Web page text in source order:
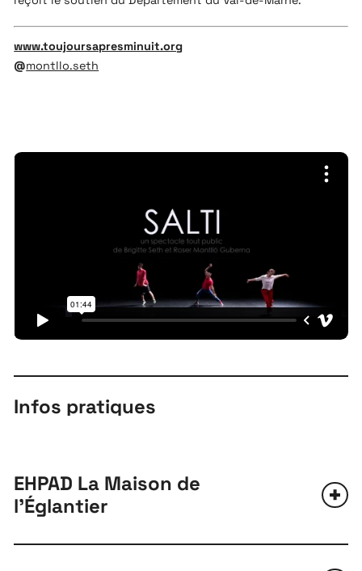
www.toujoursapresminuit.org
@montllo.seth
Infos pratiques
EHPAD La Maison de
l'Églantier